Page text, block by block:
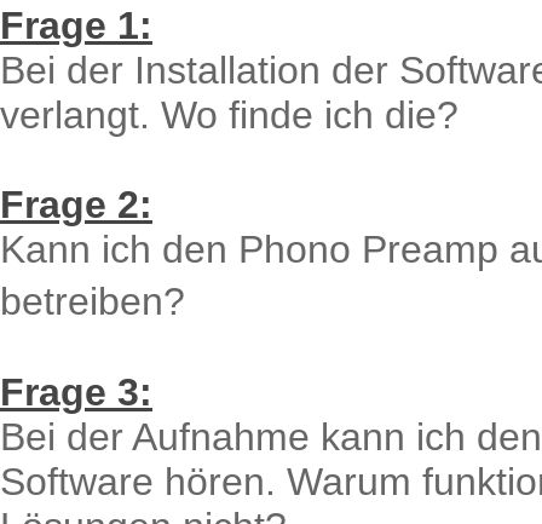
Frage 1:
Bei der Installation der
verlangt. Wo finde ich die?
Frage 2:
Kann ich den Phono Preamp
betreiben?
Frage 3:
Bei der Aufnahme kann ich
Software hören. Warum